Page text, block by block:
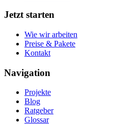
Jetzt starten
Wie wir arbeiten
Preise & Pakete
Kontakt
Navigation
Projekte
Blog
Ratgeber
Glossar